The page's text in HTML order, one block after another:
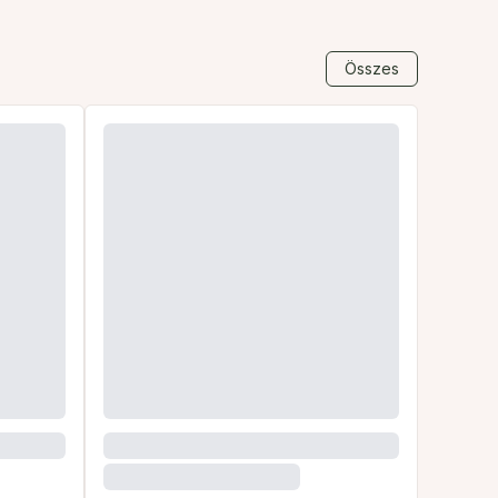
Összes